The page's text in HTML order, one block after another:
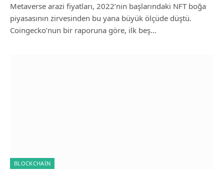
Metaverse arazi fiyatları, 2022’nin başlarındaki NFT boğa
piyasasının zirvesinden bu yana büyük ölçüde düştü.
Coingecko’nun bir raporuna göre, ilk beş…
BLOCKCHAIN